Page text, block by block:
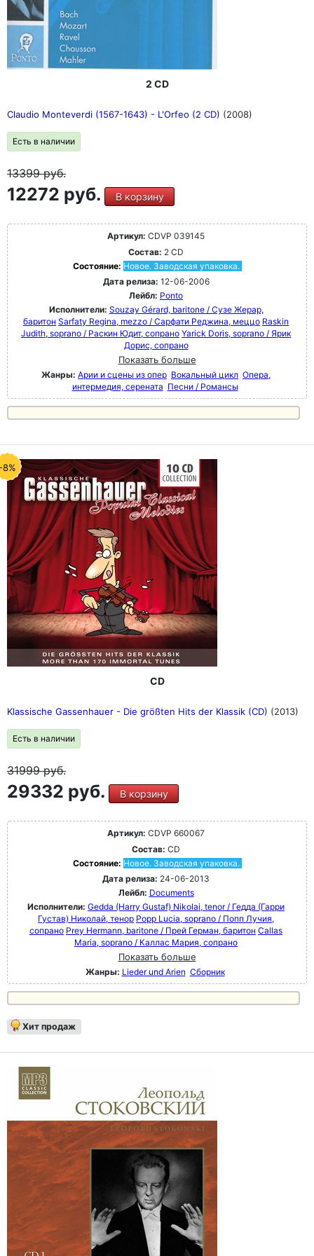
2 CD
Claudio Monteverdi (1567-1643) - L'Orfeo (2 CD) (2008)
Есть в наличии
13399руб.
12272 руб. В корзину
Артикул: CDVP 039145
Состав: 2 CD
Состояние: Новое. Заводская упаковка.
Дата релиза: 12-06-2006
Лейбл: Ponto
Исполнители: Souzay Gérard, baritone / Сузе Жерар,
баритон Sarfaty Regina, mezzo / Сарфати Реджина, меццо Raskin
Judith, soprano / Раскин Юдит, сопрано Yarick Doris, soprano / Ярик
Дорис, сопрано
Показать больше
Жанры: Арии и сцены из опер Вокальный цикл Опера,
интермедия, серената Песни / Романсы
8%
CD
Klassische Gassenhauer - Die größten Hits der Klassik (CD) (2013)
Есть в наличии
31999руб.
29332 руб. В корзину
Артикул: CDVP 660067
Состав: CD
Состояние: Новое. Заводская упаковка.
Дата релиза: 24-06-2013
Лейбл: Documents
Исполнители: Gedda (Harry Gustaf) Nikolai, tenor / Гедда (Гарри
Густав) Николай, тенор Popp Lucia, soprano / Попп Лучия,
сопрано Prey Hermann, baritone / Прей Герман, баритон Callas
Maria, soprano / Каллас Мария, сопрано
Показать больше
Жанры: Lieder und Arien Сборник
Хит продаж